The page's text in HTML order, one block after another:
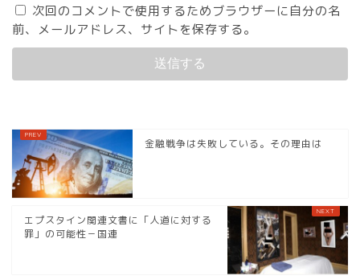
次回のコメントで使用するためブラウザーに自分の名
前、メールアドレス、サイトを保存する。
金融戦争は失敗している。その理由は
エプスタイン関連文書に「人道に対する
罪」の可能性－国連